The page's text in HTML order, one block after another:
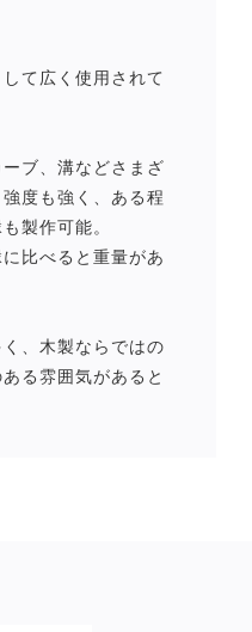
て広く使用されて
ブ、溝などさまざ
度も強く、ある程
製作可能。
比べると重量があ
、木製ならではの
る雰囲気があると